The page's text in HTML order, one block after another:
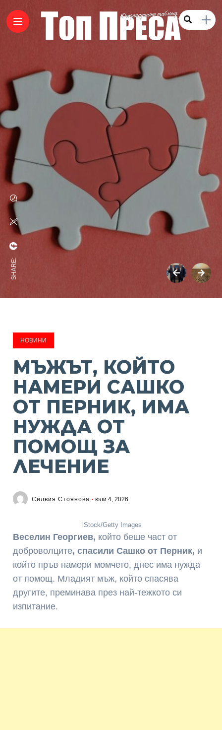
SHARE:
НОВИНИ
МЪЖЪТ, КОЙТО
НАМЕРИ САШКО
ОТ ПЕРНИК, ИМА
НУЖДА ОТ
ПОМОЩ ЗА
ЛЕЧЕНИЕ
Силвия Стоянова юли 4, 2026
iStock/Getty Images
Веселин Георгиев, който беше част от
доброволците, спасили Сашко от Перник, и
който пръв намери момчето, днес има нужда
от помощ. Младият мъж, който спасява
другите, преминава през най-тежкото си
изпитание.